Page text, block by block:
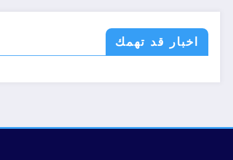
اخبار قد تهمك